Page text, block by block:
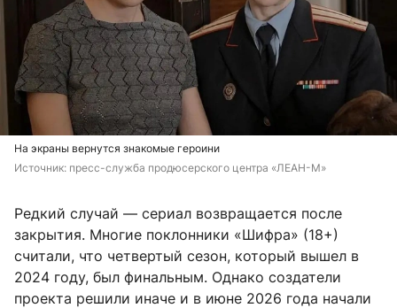
На экраны вернутся знакомые героини
Источник: пресс-служба продюсерского центра «ЛЕАН-М»
Редкий случай — сериал возвращается после
закрытия. Многие поклонники «Шифра» (18+)
считали, что четвертый сезон, который вышел в
2024 году, был финальным. Однако создатели
проекта решили иначе и в июне 2026 года начали